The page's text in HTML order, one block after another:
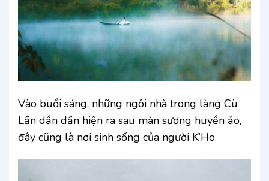
Vào buổi sáng, những ngôi nhà trong làng Cù
Lần dần dần hiện ra sau màn sương huyền ảo,
đây cũng là nơi sinh sống của người K’Ho.